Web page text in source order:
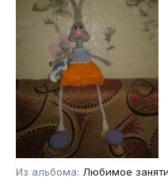
Из альбома: Любимое